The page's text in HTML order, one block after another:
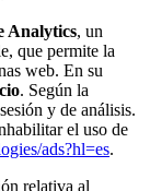
Analytics, un
que permite la
web. En su
. Según la
y de análisis.
el uso de
ads?hl=es.
relativa al